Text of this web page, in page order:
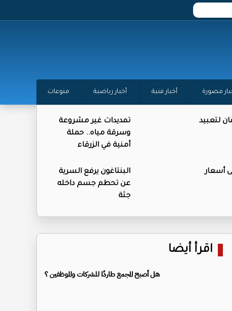
مصورة أخبار فنية أخبار رياضية منوعات
لتعبيد
تمديدات غير مشروعة
وسرقة مياه.. حملة
أمنية في الزرقاء
أسعار
البنتاغون يرفع السرية
عن تحطم جسم داخله
جثة
اقرأ أيضا
هل أصبح المجمع طاردًا للشركات والموظفين ؟